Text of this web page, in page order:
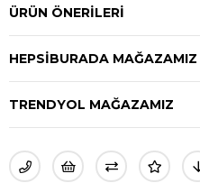
ÜRÜN ÖNERILERI
HEPSIBURADA MAĞAZAMIZ
TRENDYOL MAĞAZAMIZ